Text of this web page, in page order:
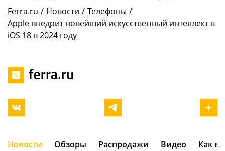
Ferra.ru / Новости / Телефоны /
Apple внедрит новейший искусственный интеллект в
iOS 18 в 2024 году
Новости Обзоры Распродажи Видео Как